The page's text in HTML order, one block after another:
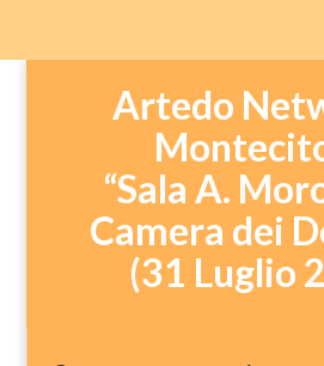
Artedo
“Sala A.
Camera dei
(31 Luglio